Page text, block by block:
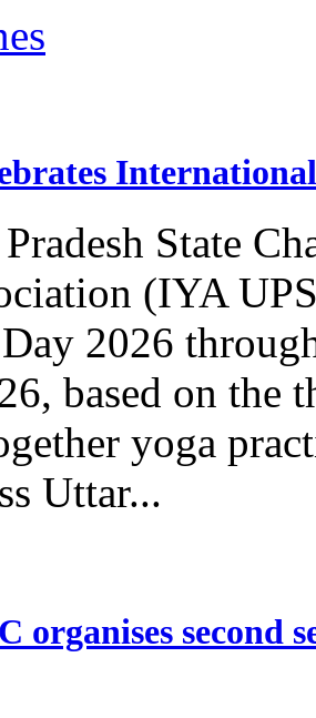
State
(IYA
Day 2026
based on the
yoga
Uttar...
organises second